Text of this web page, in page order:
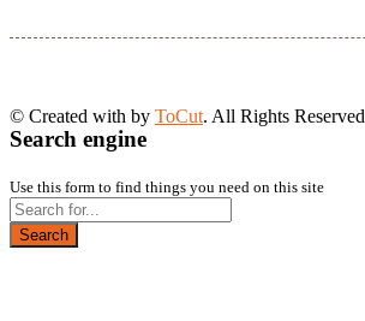
© Created with by ToCut. All Rights Reserved
Search engine
Use this form to find things you need on this site
Search